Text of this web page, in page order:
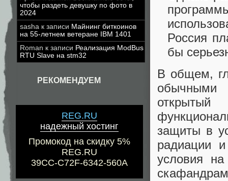
чтобы раздеть девушку по фото в
2024
sasha к записи Майнинг биткоинов
на 55-летнем ветеране IBM 1401
Roman к записи Реализация ModBus
RTU Slave на stm32
РЕКОМЕНДУЕМ
REG.RU
надежный хостинг
Промокод на скидку 5%
REG.RU
39CC-C72F-6342-560A
Россия
бы
В общем,
обычными
защиты в
радиации
условия